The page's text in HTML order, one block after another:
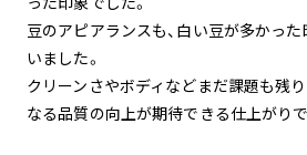
豆のアピアランスも、白い豆が多かっ
いました。
クリーンさやボディなどまだ課題も残
なる品質の向上が期待できる仕上がりで